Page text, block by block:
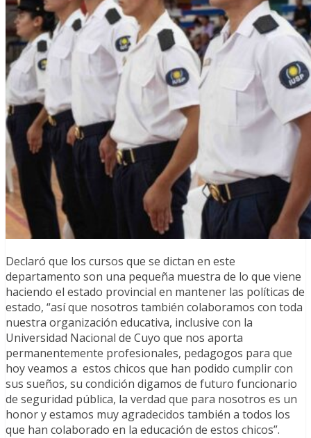
Declaró que los cursos que se dictan en este
departamento son una pequeña muestra de lo que viene
haciendo el estado provincial en mantener las políticas de
estado, “así que nosotros también colaboramos con toda
nuestra organización educativa, inclusive con la
Universidad Nacional de Cuyo que nos aporta
permanentemente profesionales, pedagogos para que
hoy veamos a estos chicos que han podido cumplir con
sus sueños, su condición digamos de futuro funcionario
de seguridad pública, la verdad que para nosotros es un
honor y estamos muy agradecidos también a todos los
que han colaborado en la educación de estos chicos”.